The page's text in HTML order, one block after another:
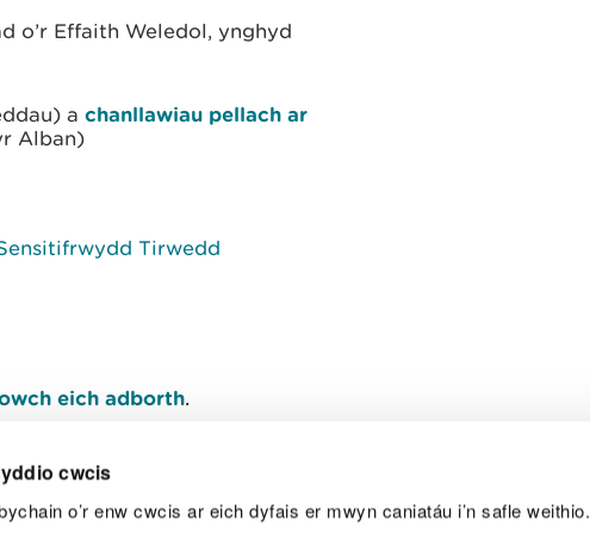
cwcis
o’r enw cwcis ar eich dyfais er mwyn caniatáu i’n safle weithio.
o’r Effaith Weledol, ynghyd
a chanllawiau pellach ar
Alban)
Tirwedd
eich adborth.